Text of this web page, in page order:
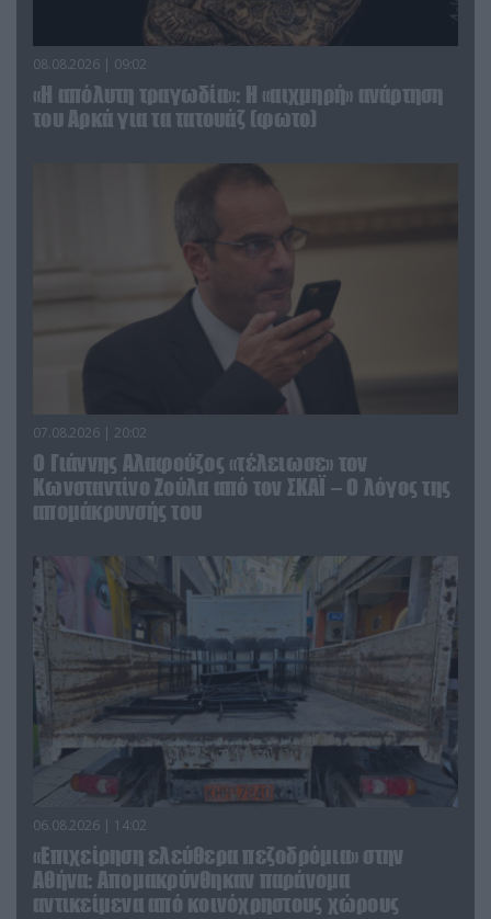
08.08.2026 | 09:02
«Η απόλυτη τραγωδία»: Η «αιχμηρή» ανάρτηση
του Αρκά για τα τατουάζ (φωτο)
07.08.2026 | 20:02
Ο Γιάννης Αλαφούζος «τέλειωσε» τον
Κωνσταντίνο Ζούλα από τον ΣΚΑΪ – Ο λόγος της
απομάκρυνσής του
06.08.2026 | 14:02
«Επιχείρηση ελεύθερα πεζοδρόμια» στην
Αθήνα: Απομακρύνθηκαν παράνομα
αντικείμενα από κοινόχρηστους χώρους